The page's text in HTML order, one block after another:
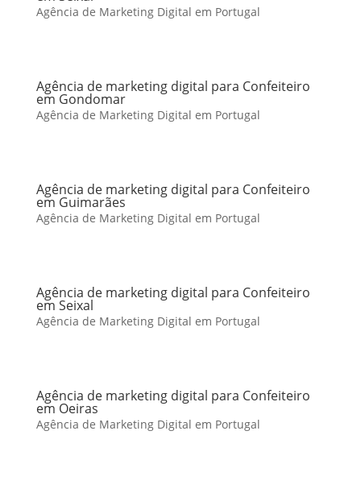
Agência de Marketing Digital em Portugal
Agência de marketing digital para Confeiteiro
em Gondomar
Agência de Marketing Digital em Portugal
Agência de marketing digital para Confeiteiro
em Guimarães
Agência de Marketing Digital em Portugal
Agência de marketing digital para Confeiteiro
em Seixal
Agência de Marketing Digital em Portugal
Agência de marketing digital para Confeiteiro
em Oeiras
Agência de Marketing Digital em Portugal